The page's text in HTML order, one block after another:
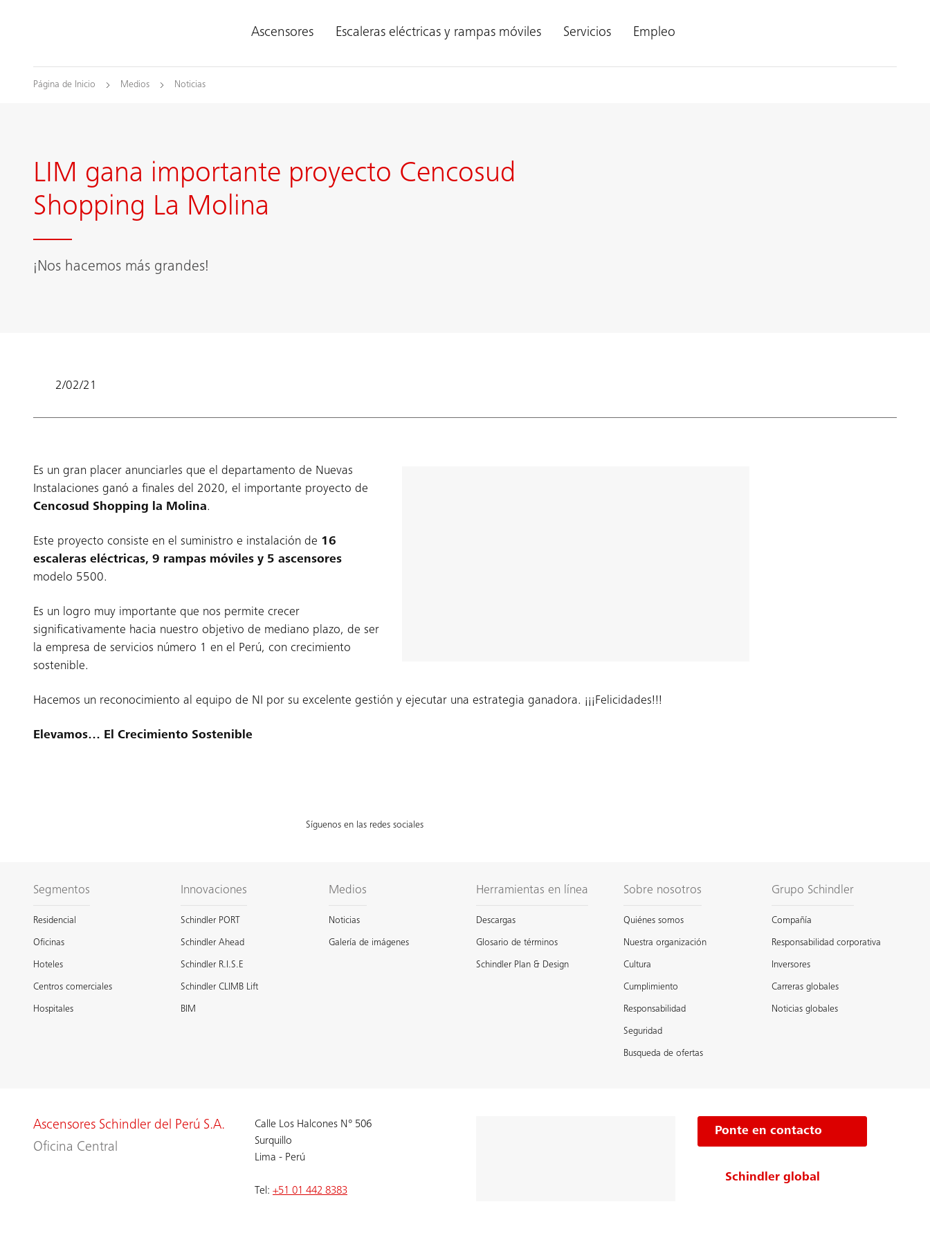
Ascensores Escaleras eléctricas y rampas móviles Servicios Empleo
Página de Inicio Medios Noticias
LIM gana importante proyecto Cencosud
Shopping La Molina
¡Nos hacemos más grandes!
2/02/21
Es un gran placer anunciarles que el departamento de Nuevas
Instalaciones ganó a finales del 2020, el importante proyecto de
Cencosud Shopping la Molina.
Este proyecto consiste en el suministro e instalación de 16
escaleras eléctricas, 9 rampas móviles y 5 ascensores
modelo 5500.
Es un logro muy importante que nos permite crecer
significativamente hacia nuestro objetivo de mediano plazo, de ser
la empresa de servicios número 1 en el Perú, con crecimiento
sostenible.
Hacemos un reconocimiento al equipo de NI por su excelente gestión y ejecutar una estrategia ganadora. ¡¡¡Felicidades!!!
Elevamos… El Crecimiento Sostenible
Síguenos en las redes sociales
Segmentos
Residencial
Oficinas
Hoteles
Centros comerciales
Hospitales
Innovaciones
Schindler PORT
Schindler Ahead
Schindler R.I.S.E
Schindler CLIMB Lift
BIM
Medios
Noticias
Galería de imágenes
Herramientas en línea
Descargas
Glosario de términos
Schindler Plan & Design
Sobre nosotros
Quiénes somos
Nuestra organización
Cultura
Cumplimiento
Responsabilidad
Seguridad
Busqueda de ofertas
Grupo Schindler
Compañía
Responsabilidad corporativa
Inversores
Carreras globales
Noticias globales
Ascensores Schindler del Perú S.A.
Oficina Central
Calle Los Halcones N° 506
Surquillo
Lima - Perú
Tel: +51 01 442 8383
Ponte en contacto
Schindler global